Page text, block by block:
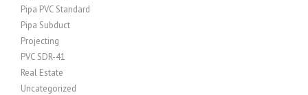
Pipa PVC Standard
Pipa Subduct
Projecting
PVC SDR-41
Real Estate
Uncategorized